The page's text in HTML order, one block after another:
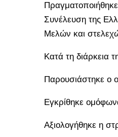
Συνέλευση της
Μελών και
Κατά τη διάρκεια
Παρουσιάστηκε ο
Εγκρίθηκε
Αξιολογήθηκε η